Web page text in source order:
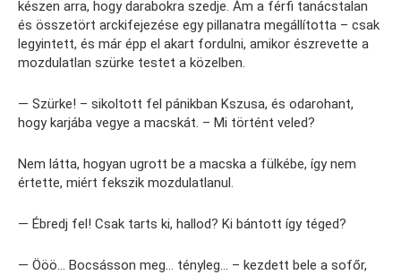
készen arra, hogy darabokra szedje. Ám a férfi tanácstalan
és összetört arckifejezése egy pillanatra megállította – csak
legyintett, és már épp el akart fordulni, amikor észrevette a
mozdulatlan szürke testet a közelben.
— Szürke! – sikoltott fel pánikban Kszusa, és odarohant,
hogy karjába vegye a macskát. – Mi történt veled?
Nem látta, hogyan ugrott be a macska a fülkébe, így nem
értette, miért fekszik mozdulatlanul.
— Ébredj fel! Csak tarts ki, hallod? Ki bántott így téged?
— Ööö… Bocsásson meg… tényleg… – kezdett bele a sofőr,